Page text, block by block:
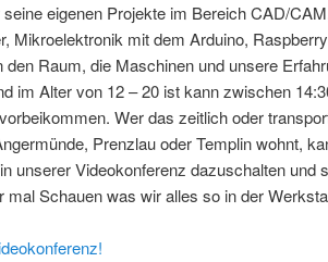
eigenen Projekte im Bereich CAD/
Mikroelektronik mit dem Arduino,
den Raum, die Maschinen und unsere
im Alter von 12 – 20 ist kann zwischen
Wer das zeitlich oder
Prenzlau oder Templin wohnt,
unserer Videokonferenz dazuschalten und
mal Schauen was wir alles so in der